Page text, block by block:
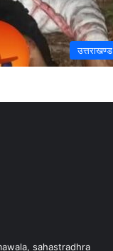
उत्तराखण्ड
sahastradhra